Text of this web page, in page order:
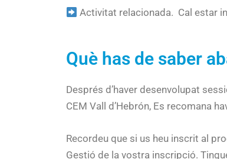
Activitat relacionada. Cal estar
Què has de saber
Després d’haver desenvolupat
CEM Vall d’Hebrón, Es recomana
Recordeu que si us heu inscrit al
Gestió de la vostra inscripció.